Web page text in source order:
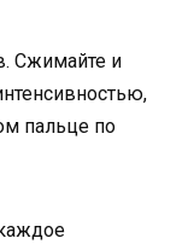
Сжимайте и
пальце по